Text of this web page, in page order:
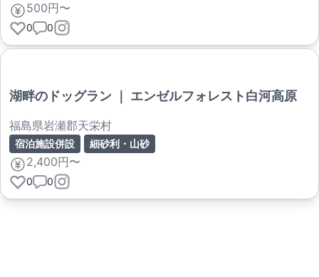
500円〜
0 0
湖畔のドッグラン ｜ エンゼルフォレスト白河高原
福島県岩瀬郡天栄村
宿泊施設併設 細砂利・山砂
2,400円〜
0 0